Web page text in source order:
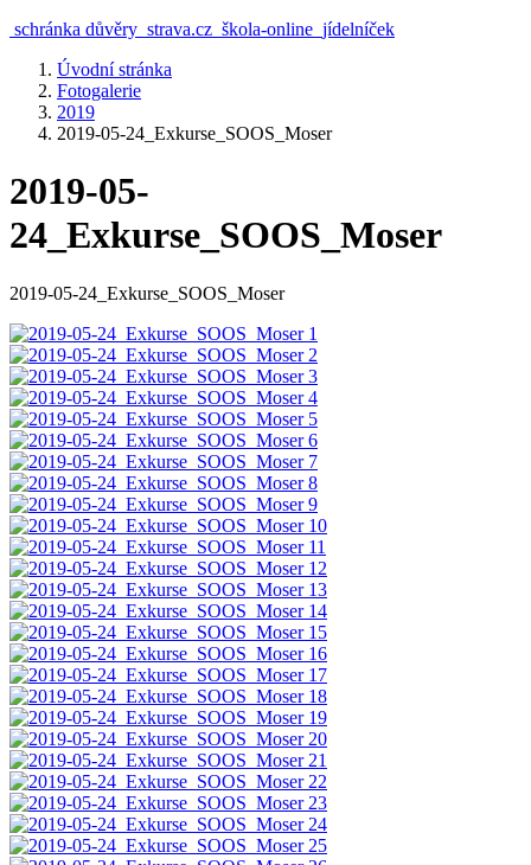
schránka důvěry strava.cz škola-online jídelníček
Úvodní stránka
Fotogalerie
2019
2019-05-24_Exkurse_SOOS_Moser
2019-05-
24_Exkurse_SOOS_Moser
2019-05-24_Exkurse_SOOS_Moser